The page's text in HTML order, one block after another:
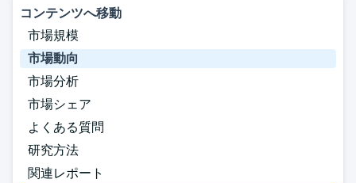
コンテンツへ移動
市場規模
市場動向
市場分析
市場シェア
よくある質問
研究方法
関連レポート